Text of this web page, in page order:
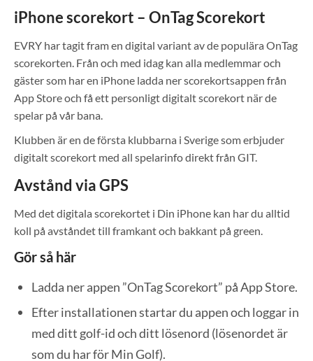
iPhone scorekort – OnTag Scorekort
EVRY har tagit fram en digital variant av de populära OnTag
scorekorten. Från och med idag kan alla medlemmar och
gäster som har en iPhone ladda ner scorekortsappen från
App Store och få ett personligt digitalt scorekort när de
spelar på vår bana.
Klubben är en de första klubbarna i Sverige som erbjuder
digitalt scorekort med all spelarinfo direkt från GIT.
Avstånd via GPS
Med det digitala scorekortet i Din iPhone kan har du alltid
koll på avståndet till framkant och bakkant på green.
Gör så här
Ladda ner appen ”OnTag Scorekort” på App Store.
Efter installationen startar du appen och loggar in
med ditt golf-id och ditt lösenord (lösenordet är
som du har för Min Golf).